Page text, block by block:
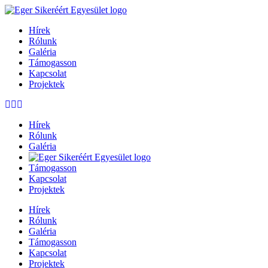
Hírek
Rólunk
Galéria
Támogasson
Kapcsolat
Projektek
Hírek
Rólunk
Galéria
Támogasson
Kapcsolat
Projektek
Hírek
Rólunk
Galéria
Támogasson
Kapcsolat
Projektek